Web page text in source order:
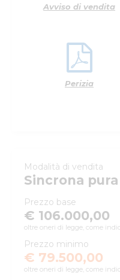
Avviso di vendita
Perizia
Modalità di vendita
Sincrona pura
Prezzo base
€ 106.000,00
oltre oneri di legge, come
Prezzo minimo
€ 79.500,00
oltre oneri di legge, come